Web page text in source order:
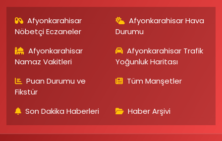
Afyonkarahisar
Nöbetçi Eczaneler
Afyonkarahisar Hava
Durumu
Afyonkarahisar
Namaz Vakitleri
Afyonkarahisar Trafik
Yoğunluk Haritası
Puan Durumu ve
Fikstür
Tüm Manşetler
Son Dakika Haberleri Haber Arşivi